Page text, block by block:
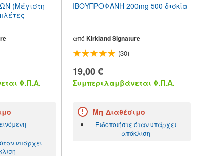
(Μέγιστη
Φ.Π.Α.
υπάρχει
ΙΒΟΥΠΡΟΦΑΝΗ 200mg 500 δισκία
από Kirkland Signature
(30)
19,00 €
Συμπεριλαμβάνεται Φ.Π.Α.
Μη Διαθέσιμο
Ειδοποιήστε όταν υπάρχει
απόκλιση